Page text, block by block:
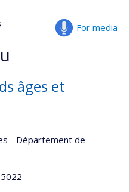
For media
âges et
- Département de